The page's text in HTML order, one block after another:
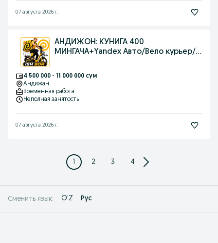
07 августа 2026 г.
АНДИЖОН: КУНИГА 400
МИНГАЧА+Yandex Авто/Вело курьер/
4 500 000 - 11 000 000 сум
Андижан
Временная работа
Неполная занятость
07 августа 2026 г.
1 2 3 4
Сменить язык: O'Z Рус